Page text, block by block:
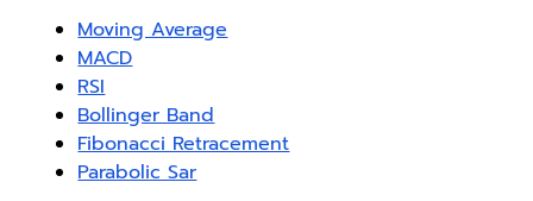
Moving Average
MACD
RSI
Bollinger Band
Fibonacci Retracement
Parabolic Sar